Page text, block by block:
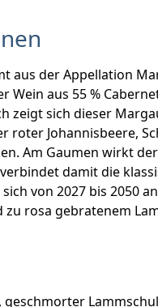
aus der Appellation
Wein aus 55 %
zeigt sich dieser
roter Johannisbeere,
Am Gaumen wirkt
damit die
von 2027 bis 2050
zu rosa gebratenem